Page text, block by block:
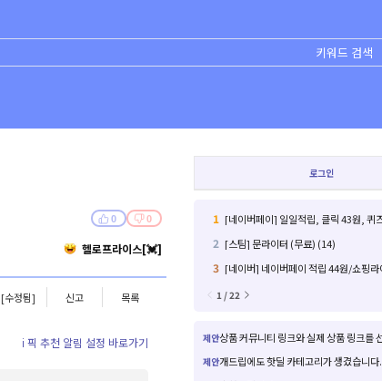
0 0
헬로프라이스[💓]
[수정됨] 신고 목록
ℹ️ 픽 추천 알림 설정 바로가기
로그인
1
2 [스팀] 문라이터 (무료) (14)
3
1 / 22
제안
제안개드립에도 핫딜 카테고리가 생겼습니다.